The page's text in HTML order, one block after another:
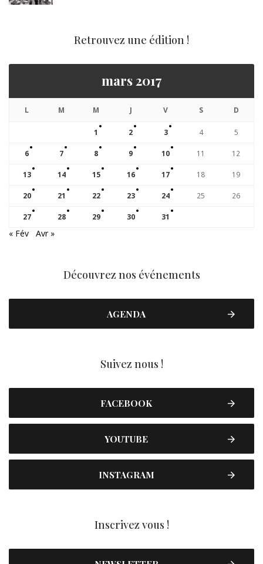
Retrouvez une édition !
mars 2017
L M M J V S D
1 2 3 4 5
6 7 8 9 10 11 12
13 14 15 16 17 18 19
20 21 22 23 24 25 26
27 28 29 30 31
« Fév Avr »
Découvrez nos événements
AGENDA
Suivez nous !
FACEBOOK
YOUTUBE
INSTAGRAM
Inscrivez vous !